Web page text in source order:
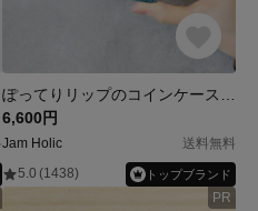
6,600円
Jam Holic
送料無料
5.0 (1438) トップブランド
PR